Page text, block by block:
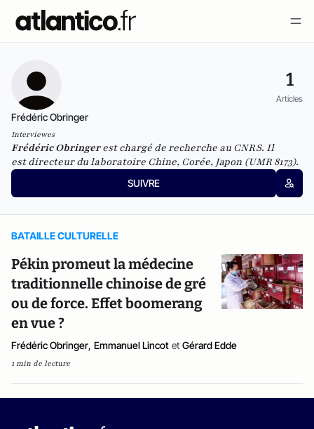
1
Articles
Frédéric Obringer
Interviewes
Frédéric Obringerest chargé de recherche au CNRS. Il
estdirecteur du laboratoire Chine, Corée, Japon (UMR 8173).
SUIVRE
BATAILLE CULTURELLE
Pékin promeut la médecine
traditionnelle chinoise de gré
ou de force. Effet boomerang
en vue ?
Frédéric Obringer, Emmanuel Lincot et Gérard Edde
1 min de lecture